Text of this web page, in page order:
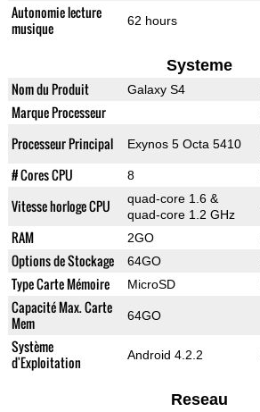
Autonomie lecture
musique
62 hours
Systeme
Nom du Produit Galaxy S4
Marque Processeur
Processeur Principal Exynos 5 Octa 5410
# Cores CPU 8
Vitesse horloge CPU
quad-core 1.6 &
quad-core 1.2 GHz
RAM 2GO
Options de Stockage 64GO
Type Carte Mémoire MicroSD
Capacité Max. Carte
Mem
64GO
Système
d'Exploitation
Android 4.2.2
Reseau